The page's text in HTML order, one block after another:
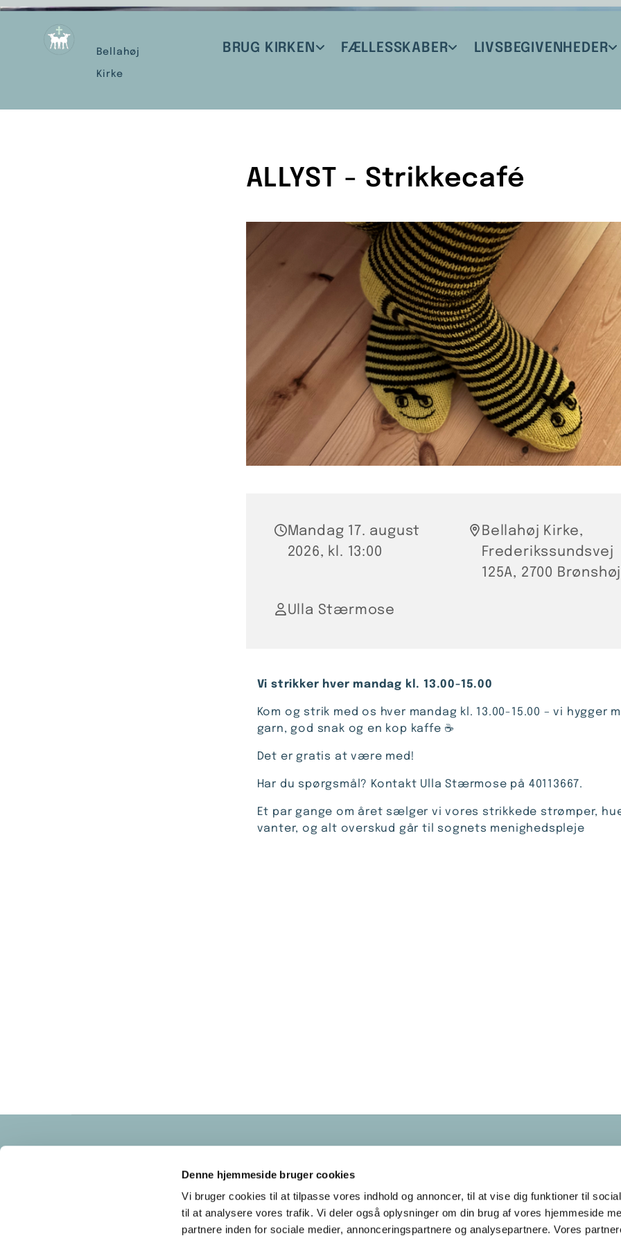
Denne hjemmeside bruger cookies
Vi bruger cookies til at tilpasse vores indhold og annoncer, til at vise dig funktioner til
til at analysere vores trafik. Vi deler også oplysninger om din brug af vores hjemmeside
partnere inden for sociale medier, annonceringspartnere og analysepartnere. Vores
Bellahøj
Kirke
BRUG KIRKEN FÆLLESSKABER LIVSBEGIVENHEDER
ALLYST - Strikkecafé
Mandag 17. august
2026, kl. 13:00
Bellahøj Kirke,
Frederikssundsvej
125A, 2700 Brønshøj
Ulla Stærmose
Vi strikker hver mandag kl. 13.00-15.00
Kom og strik med os hver mandag kl. 13.00-15.00 – vi hygger
garn, god snak og en kop kaffe ☕️
Det er gratis at være med!
Har du spørgsmål? Kontakt Ulla Stærmose på 40113667.
Et par gange om året sælger vi vores strikkede strømper,
vanter, og alt overskud går til sognets menighedspleje
38
bellahoej-utterslev.sogn@km.dk
Tilgængelighedserklæring